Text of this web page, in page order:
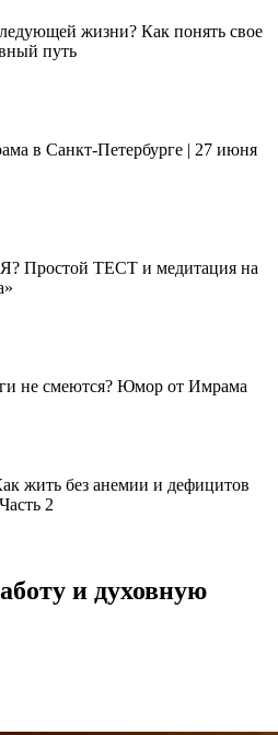
жизни? Как понять свое
путь
в Санкт-Петербурге | 27 июня
Простой ТЕСТ и медитация на
не смеются? Юмор от Имрама
жить без анемии и дефицитов
2
и духовную